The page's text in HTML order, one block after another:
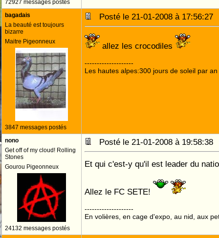
72927 messages postés
bagadais
La beauté est toujours
bizarre
Maitre Pigeonneux
3847 messages postés
Posté le 21-01-2008 à
allez les crocodiles
--------------------
Les hautes alpes:300 jours de soleil par an
nono
Get off of my cloud! Rolling
Stones
Gourou Pigeonneux
24132 messages postés
Posté le 21-01-2008 à
Et qui c'est-y qu'il est leader du
Allez le FC SETE!
--------------------
En volières, en cage d'expo, au nid, aux